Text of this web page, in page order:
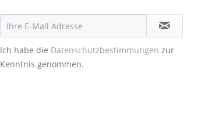
Ich habe die Datenschutzbestimmungen zur
Kenntnis genommen.